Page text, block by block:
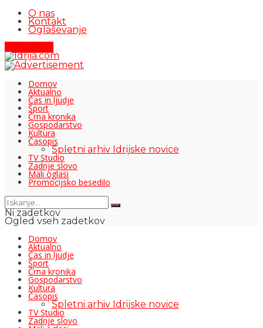
O nas
Kontakt
Oglaševanje
Domov
Aktualno
Čas in ljudje
Šport
Črna kronika
Gospodarstvo
Kultura
Časopis
Spletni arhiv Idrijske novice
TV Studio
Zadnje slovo
Mali oglasi
Promocijsko besedilo
Ni zadetkov
Ogled vseh zadetkov
Domov
Aktualno
Čas in ljudje
Šport
Črna kronika
Gospodarstvo
Kultura
Časopis
Spletni arhiv Idrijske novice
TV Studio
Zadnje slovo